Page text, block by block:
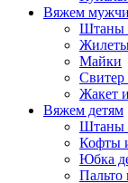
Вяжем
Штаны
Майки
Свитер
Жакет
Вяжем детям
Штаны
Кофты
Юбка
Пальто